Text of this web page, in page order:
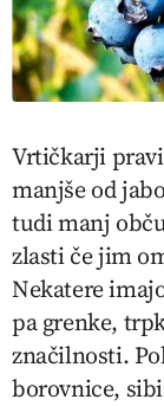
Vrtičkarji
manjše od
tudi manj
zlasti če jim
Nekatere
pa grenke,
značilnosti.
borovnice,